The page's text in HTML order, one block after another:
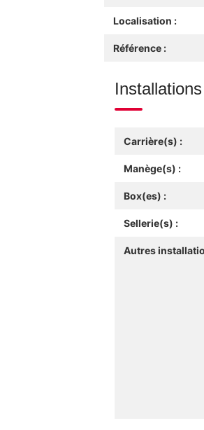
Localisation :
Référence :
Carrière(s) :
Manège(s) :
Box(es) :
Sellerie(s) :
Autres